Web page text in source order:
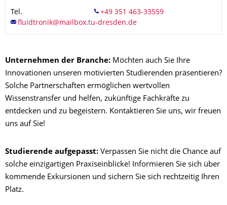
Tel.
Unternehmen der Branche: Möchten auch Sie Ihre
Innovationen unseren motivierten Studierenden präsentieren?
Solche Partnerschaften ermöglichen wertvollen
Wissenstransfer und helfen, zukünftige Fachkräfte zu
entdecken und zu begeistern. Kontaktieren Sie uns, wir freuen
uns auf Sie!
Studierende aufgepasst: Verpassen Sie nicht die Chance auf
solche einzigartigen Praxiseinblicke! Informieren Sie sich über
kommende Exkursionen und sichern Sie sich rechtzeitig Ihren
Platz.